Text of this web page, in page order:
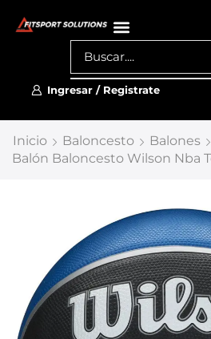
Ingresar / Registrate
Inicio Baloncesto
Balones
Balón Baloncesto Wilson Nba